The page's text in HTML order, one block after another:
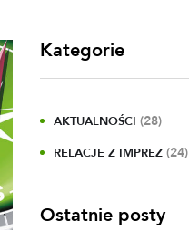
Kategorie
AKTUALNOŚCI (28)
RELACJE Z IMPREZ (24)
Ostatnie posty